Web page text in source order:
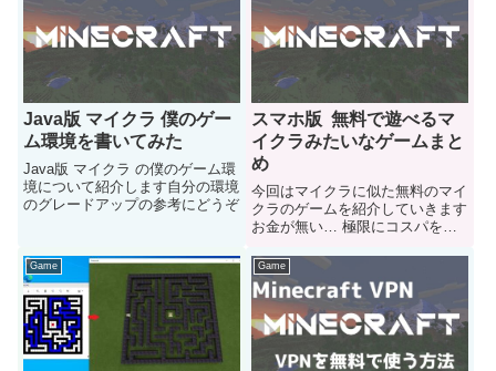
Java版 マイクラ 僕のゲー
ム環境を書いてみた
Java版 マイクラ の僕のゲーム環
境について紹介します自分の環境
のグレードアップの参考にどうぞ
スマホ版 無料で遊べるマ
イクラみたいなゲームまと
め
今回はマイクラに似た無料のマイ
クラのゲームを紹介していきます
お金が無い… 極限にコスパを削
ぞ
Game Game